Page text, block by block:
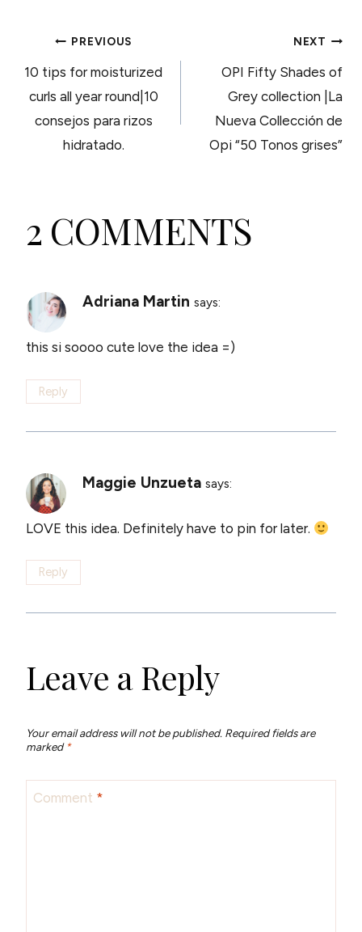
POST
NAVIGATION
PREVIOUS
10 tips for moisturized
curls all year round|10
consejos para rizos
hidratado.
NEXT
OPI Fifty Shades of
Grey collection |La
Nueva Collección de
Opi “50 Tonos grises”
2 COMMENTS
Adriana Martin says:
this si soooo cute love the idea =)
Reply
Maggie Unzueta says:
LOVE this idea. Definitely have to pin for later.
Reply
Leave a Reply
Your email address will not be published. Required fields are
marked *
Comment *